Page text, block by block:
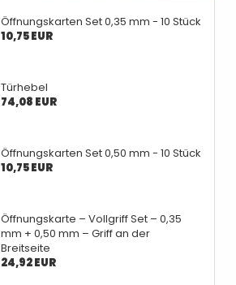
Öffnungskarten Set 0,35 mm - 10 Stück
10,75 EUR
Türhebel
74,08 EUR
Öffnungskarten Set 0,50 mm - 10 Stück
10,75 EUR
Öffnungskarte – Vollgriff Set – 0,35
mm + 0,50 mm – Griff an der
Breitseite
24,92 EUR